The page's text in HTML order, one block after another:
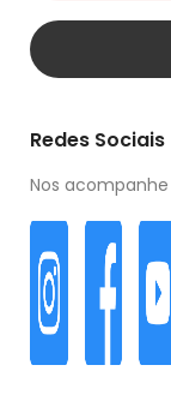
Redes Sociais
Nos